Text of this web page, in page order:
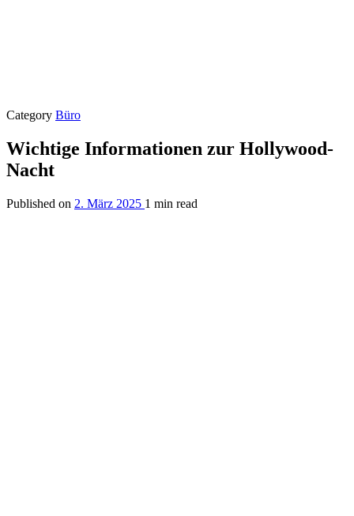
Category Büro
Wichtige Informationen zur Hollywood-
Nacht
Published on 2. März 2025 1 min read